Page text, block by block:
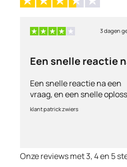
3 dagen
Een snelle reactie
Een snelle reactie na een
vraag, en een snelle
klant patrick zwiers
Onze reviews met 3, 4 en 5